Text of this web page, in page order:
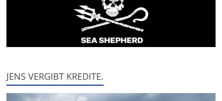
JENS VERGIBT KREDITE.